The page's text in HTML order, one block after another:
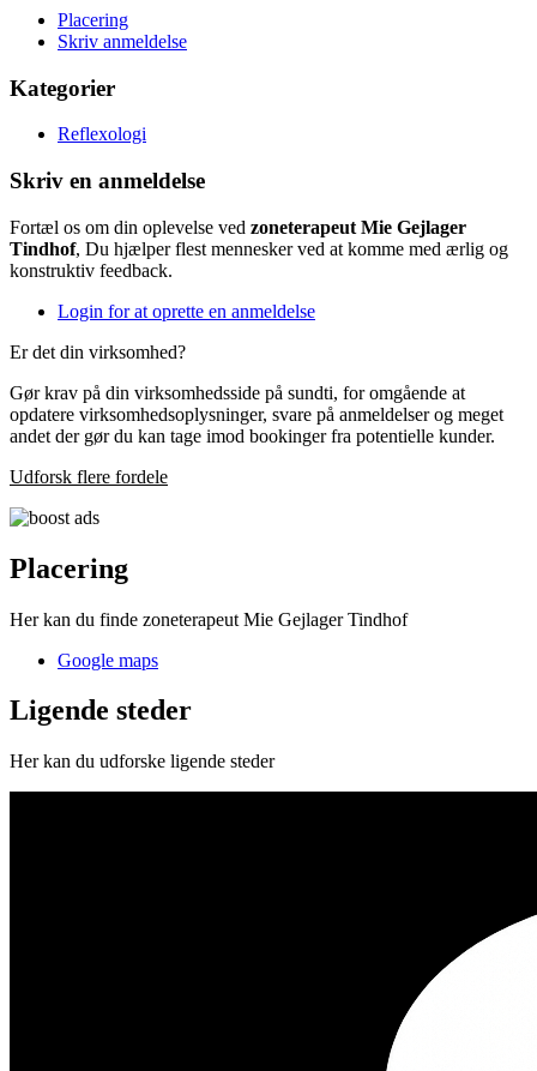
Placering
Skriv anmeldelse
Kategorier
Reflexologi
Skriv en anmeldelse
Fortæl os om din oplevelse ved zoneterapeut Mie Gejlager
Tindhof, Du hjælper flest mennesker ved at komme med ærlig og
konstruktiv feedback.
Login for at oprette en anmeldelse
Er det din virksomhed?
Gør krav på din virksomhedsside på sundti, for omgående at
opdatere virksomhedsoplysninger, svare på anmeldelser og meget
andet der gør du kan tage imod bookinger fra potentielle kunder.
Udforsk flere fordele
Placering
Her kan du finde zoneterapeut Mie Gejlager Tindhof
Google maps
Ligende steder
Her kan du udforske ligende steder